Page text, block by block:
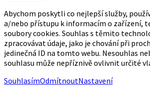
Abychom poskytli co nejlepší služby,
a/nebo přístupu k informacím o zařízení,
soubory cookies. Souhlas s těmito
zpracovávat údaje, jako je chování při
jedinečná ID na tomto webu. Nesouhlas
souhlasu může nepříznivě ovlivnit určité
SouhlasímOdmítnoutNastavení